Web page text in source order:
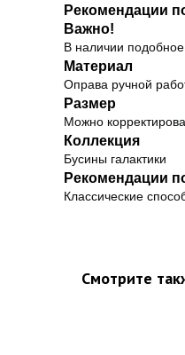
Рекомендации
Важно!
В наличии
Материал
Оправа ручной
Размер
Можно
Коллекция
Бусины галактики
Рекомендации
Классические
Смотрите